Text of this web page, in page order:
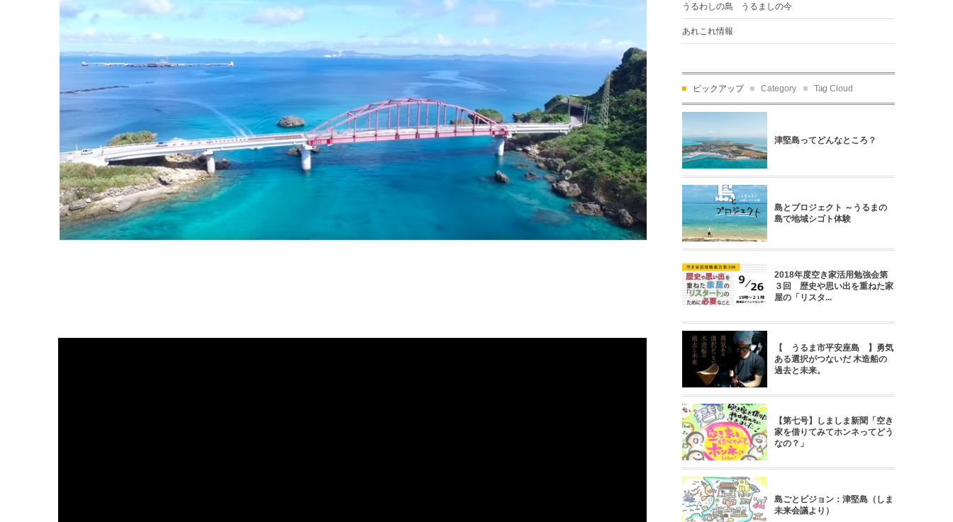
うるわしの島 うるましの今
あれこれ情報
ピックアップ Category Tag Cloud
津堅島ってどんなところ？
島とプロジェクト ～うるまの
島で地域シゴト体験
2018年度空き家活用勉強会第
３回 歴史や思い出を重ねた家
屋の「リスタ...
【 うるま市平安座島 】勇気
ある選択がつないだ 木造船の
過去と未来。
【第七号】しましま新聞「空き
家を借りてみてホンネってどう
なの？」
島ごとビジョン：津堅島（しま
未来会議より）